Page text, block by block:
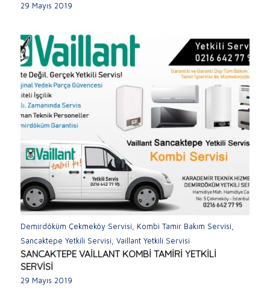
29 Mayıs 2019
Demirdöküm Çekmeköy Servisi, Kombi Tamir Bakım Servisi,
Sancaktepe Yetkili Servisi, Vaillant Yetkili Servisi
SANCAKTEPE VAİLLANT KOMBİ TAMİRİ YETKİLİ
SERVİSİ
29 Mayıs 2019